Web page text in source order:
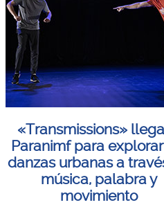
«Transmissions»
Paranimf para
danzas urbanas a
música, palabra y
movimiento